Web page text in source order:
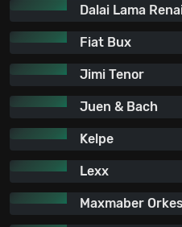
Dalai Lama
Fiat Bux
Jimi Tenor
Juen & Bach
Kelpe
Lexx
Maxmaber